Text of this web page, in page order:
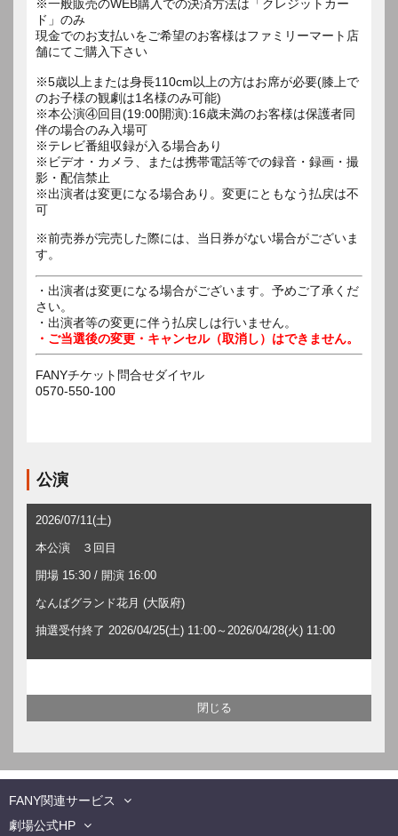
※一般販売のWEB購入での決済方法は「クレジットカー
ド」のみ
現金でのお支払いをご希望のお客様はファミリーマート店
舗にてご購入下さい
※5歳以上または身長110cm以上の方はお席が必要(膝上で
のお子様の観劇は1名様のみ可能)
※本公演④回目(19:00開演):16歳未満のお客様は保護者同
伴の場合のみ入場可
※テレビ番組収録が入る場合あり
※ビデオ・カメラ、または携帯電話等での録音・録画・撮
影・配信禁止
※出演者は変更になる場合あり。変更にともなう払戻は不
可
※前売券が完売した際には、当日券がない場合がございま
す。
・出演者は変更になる場合がございます。予めご了承くだ
さい。
・出演者等の変更に伴う払戻しは行いません。
・ご当選後の変更・キャンセル（取消し）はできません。
FANYチケット問合せダイヤル
0570-550-100
公演
2026/07/11(土)
本公演 ３回目
開場 15:30 / 開演 16:00
なんばグランド花月 (大阪府)
抽選受付終了 2026/04/25(土) 11:00～2026/04/28(火) 11:00
FANY関連サービス
劇場公式HP